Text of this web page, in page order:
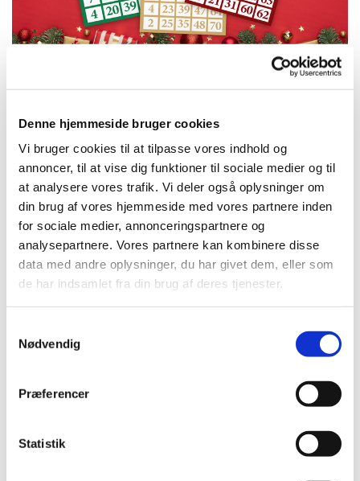
Denne hjemmeside bruger cookies
Vi bruger cookies til at tilpasse vores indhold og
annoncer, til at vise dig funktioner til sociale medier og til
at analysere vores trafik. Vi deler også oplysninger om
din brug af vores hjemmeside med vores partnere inden
for sociale medier, annonceringspartnere og
analysepartnere. Vores partnere kan kombinere disse
data med andre oplysninger, du har givet dem, eller som
de har indsamlet fra din brug af deres tjenester.
Nødvendig
Præferencer
Statistik
Torsdagskaffe med Julebanko på torsdag d. 13.
november kl. 14.30.
Præmierne er sponsoreret af lokale erhvervsdrivende
og kirkens samarbejdspartnere. Det koster 20 kr. at
deltage i torsdagskaffe, og bankopladerne koster 10 kr.
pr stk., 3 stk. for 25 kr.
Vi glæder os til at se jer!
Du vil måske også kunne lide...